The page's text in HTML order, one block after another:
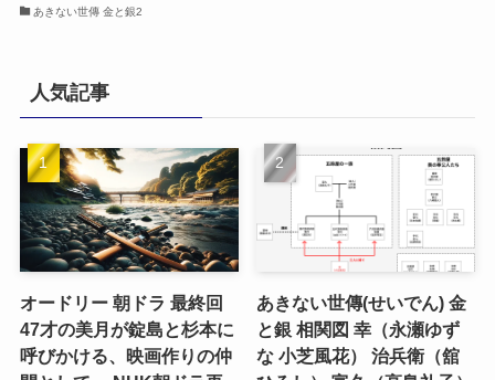
あきない世傳 金と銀2
人気記事
オードリー 朝ドラ 最終回
47才の美月が錠島と杉本に
呼びかける、映画作りの仲
あきない世傳(せいでん) 金
と銀 相関図 幸（永瀬ゆず
な 小芝風花） 治兵衛（舘